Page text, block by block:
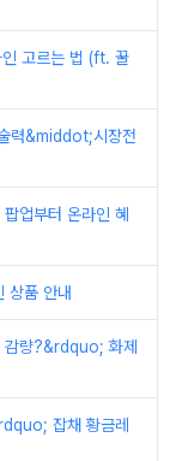
고르는 법 (ft. 꿀
력&middot;시장전
업부터 온라인 혜
상품 안내
량?&rdquo; 화제
잡채 황금레